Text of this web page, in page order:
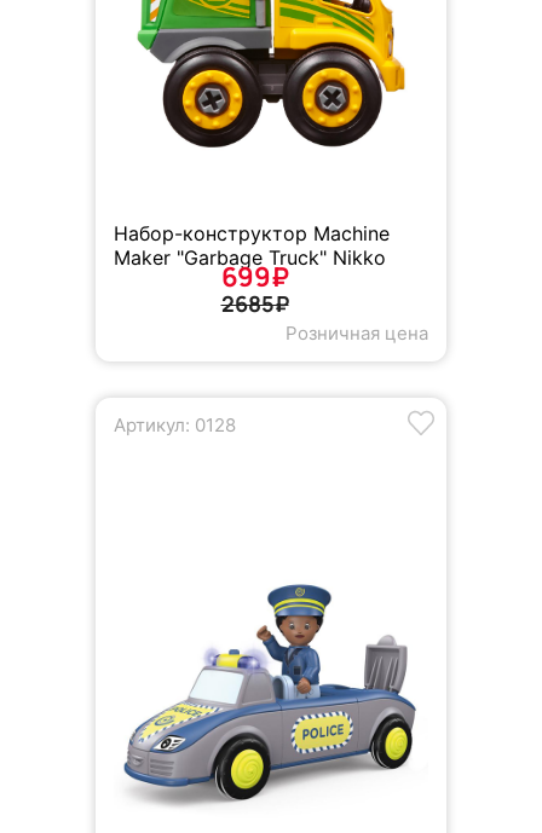
Набор-конструктор Machine
Maker "Garbage Truck" Nikko
699₽
2685₽
Розничная цена
Артикул: 0128